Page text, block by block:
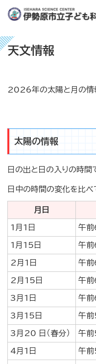
天文情報
2026年の太陽と月の情
太陽の情報
日の出と日の入りの時間
日中の時間の変化を比べ
月日
1月1日 午
1月15日 午
2月1日 午
2月15日 午
3月1日 午
3月15日 午
3月20 日（春分） 午
4月1日 午